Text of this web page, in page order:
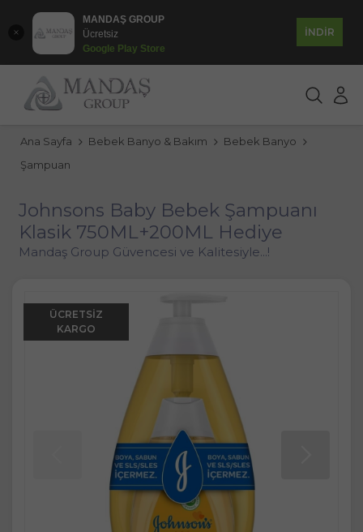
MANDAŞ GROUP
Ücretsiz
Google Play Store
İNDİR
Ana Sayfa Bebek Banyo & Bakım
Bebek Banyo
Şampuan
Johnsons Baby Bebek Şampuanı
Klasik 750ML+200ML Hediye
Mandaş Group Güvencesi ve Kalitesiyle...!
ÜCRETSIZ
KARGO